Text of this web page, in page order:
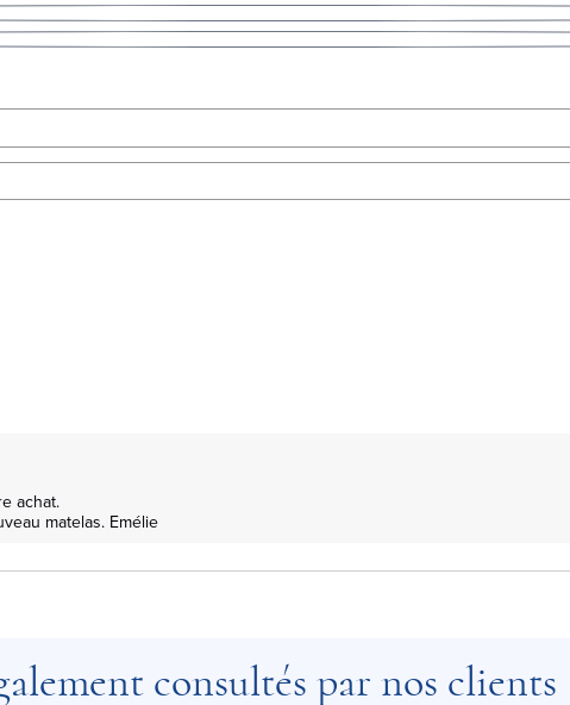
achat.
matelas. Emélie
consultés par nos clients